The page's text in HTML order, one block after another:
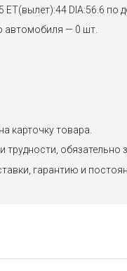
DIA:56.6 по
автомобиля — 0 шт.
карточку товара.
гарантию и